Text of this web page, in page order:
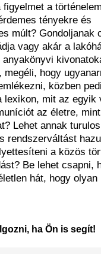
a
tényekre és
múlt? Gondoljanak
vagy akár a
hogy
közben
mit az egyik
az életre,
Lehet annak
rendszerváltást
a közös
Be lehet csapni,
hát, hogy olyan
ha Ön is segít!